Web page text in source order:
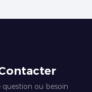
ou besoin